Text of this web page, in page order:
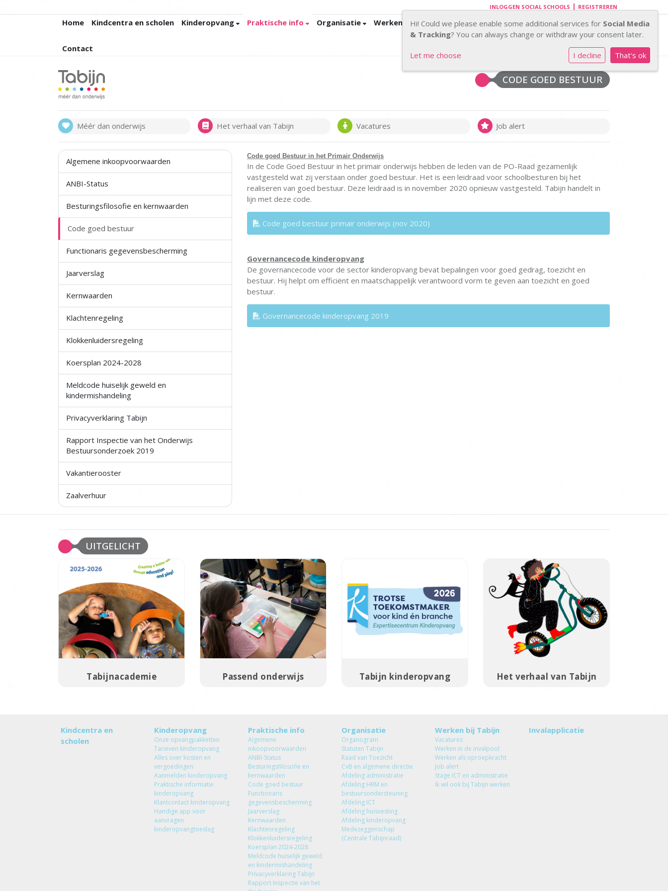
INLOGGEN SOCIAL SCHOOLS | REGISTREREN
Home Kindcentra en scholen Kinderopvang Praktische info Organisatie Werken bij Tabijn Invalapplicatie
Contact
CODE GOED BESTUUR
Méér dan onderwijs Het verhaal van Tabijn Vacatures Job alert
Algemene inkoopvoorwaarden
ANBI-Status
Besturingsfilosofie en kernwaarden
Code goed bestuur
Functionaris gegevensbescherming
Jaarverslag
Kernwaarden
Klachtenregeling
Klokkenluidersregeling
Koersplan 2024-2028
Meldcode huiselijk geweld en
kindermishandeling
Privacyverklaring Tabijn
Rapport Inspectie van het Onderwijs
Bestuursonderzoek 2019
Vakantierooster
Zaalverhuur
Code goed Bestuur in het Primair Onderwijs
In de Code Goed Bestuur in het primair onderwijs hebben de leden van de PO-Raad gezamenlijk
vastgesteld wat zij verstaan onder goed bestuur. Het is een leidraad voor schoolbesturen bij het
realiseren van goed bestuur. Deze leidraad is in november 2020 opnieuw vastgesteld. Tabijn handelt in
lijn met deze code.
Code goed bestuur primair onderwijs (nov 2020)
Governancecode kinderopvang
De governancecode voor de sector kinderopvang bevat bepalingen voor goed gedrag, toezicht en
bestuur. Hij helpt om efficiënt en maatschappelijk verantwoord vorm te geven aan toezicht en goed
bestuur.
Governancecode kinderopvang 2019
UITGELICHT
Tabijnacademie Passend onderwijs Tabijn kinderopvang Het verhaal van Tabijn
Kindcentra en
scholen
Kinderopvang
Onze opvangpakketten
Tarieven kinderopvang
Alles over kosten en
vergoedingen
Aanmelden kinderopvang
Praktische informatie
kinderopvang
Klantcontact kinderopvang
Handige app voor
aanvragen
kinderopvangtoeslag
Praktische info
Algemene
inkoopvoorwaarden
ANBI-Status
Besturingsfilosofie en
kernwaarden
Code goed bestuur
Functionaris
gegevensbescherming
Jaarverslag
Kernwaarden
Klachtenregeling
Klokkenluidersregeling
Koersplan 2024-2028
Meldcode huiselijk geweld
en kindermishandeling
Privacyverklaring Tabijn
Rapport Inspectie van het
Organisatie
Organogram
Statuten Tabijn
Raad van Toezicht
CvB en algemene directie
Afdeling administratie
Afdeling HRM en
bestuursondersteuning
Afdeling ICT
Afdeling huisvesting
Afdeling kinderopvang
Medezeggenschap
(Centrale Tabijnraad)
Werken bij Tabijn
Vacatures
Werken in de invalpool
Werken als oproepkracht
Job alert
Stage ICT en administratie
Ik wil ook bij Tabijn werken
Invalapplicatie
Hi! Could we please enable some additional services for Social Media
& Tracking? You can always change or withdraw your consent later.
Let me choose I decline That's ok